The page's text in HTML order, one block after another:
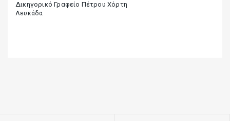
Δικηγορικό Γραφείο Πέτρου Χόρτη
Λευκάδα